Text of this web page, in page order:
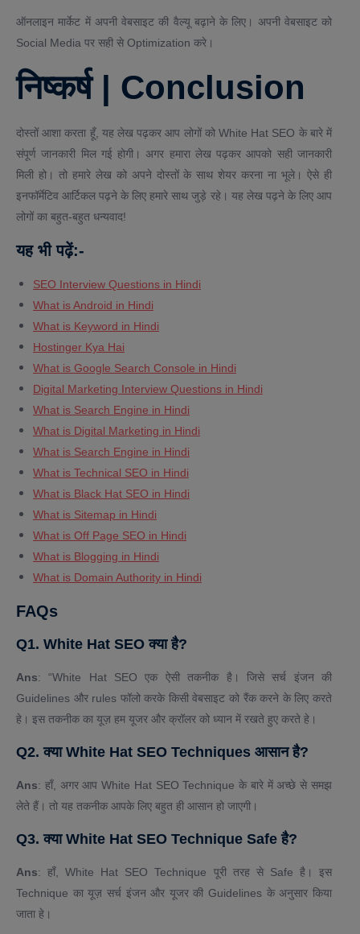
ऑनलाइन मार्केट में अपनी वेबसाइट की वैल्यू बढ़ाने के लिए। अपनी वेबसाइट को
Social Media पर सही से Optimization करे।
निष्कर्ष | Conclusion
दोस्तों आशा करता हूँ, यह लेख पढ़कर आप लोगों को White Hat SEO के बारे में
संपूर्ण जानकारी मिल गई होगी। अगर हमारा लेख पढ़कर आपको सही जानकारी
मिली हो। तो हमारे लेख को अपने दोस्तों के साथ शेयर करना ना भूले। ऐसे ही
इनफॉर्मेटिव आर्टिकल पढ़ने के लिए हमारे साथ जुड़े रहे। यह लेख पढ़ने के लिए आप
लोगों का बहुत-बहुत धन्यवाद!
यह भी पढ़ें:-
SEO Interview Questions in Hindi
What is Android in Hindi
What is Keyword in Hindi
Hostinger Kya Hai
What is Google Search Console in Hindi
Digital Marketing Interview Questions in Hindi
What is Search Engine in Hindi
What is Digital Marketing in Hindi
What is Search Engine in Hindi
What is Technical SEO in Hindi
What is Black Hat SEO in Hindi
What is Sitemap in Hindi
What is Off Page SEO in Hindi
What is Blogging in Hindi
What is Domain Authority in Hindi
FAQs
Q1. White Hat SEO क्या है?
Ans: “White Hat SEO एक ऐसी तकनीक है। जिसे सर्च इंजन की
Guidelines और rules फॉलो करके किसी वेबसाइट को रैंक करने के लिए करते
हे। इस तकनीक का यूज़ हम यूजर और क्रॉलर को ध्यान में रखते हुए करते हे।
Q2. क्या White Hat SEO Techniques आसान है?
Ans: हाँ, अगर आप White Hat SEO Technique के बारे में अच्छे से समझ
लेते हैं। तो यह तकनीक आपके लिए बहुत ही आसान हो जाएगी।
Q3. क्या White Hat SEO Technique Safe है?
Ans: हाँ, White Hat SEO Technique पूरी तरह से Safe है। इस
Technique का यूज़ सर्च इंजन और यूजर की Guidelines के अनुसार किया
जाता हे।